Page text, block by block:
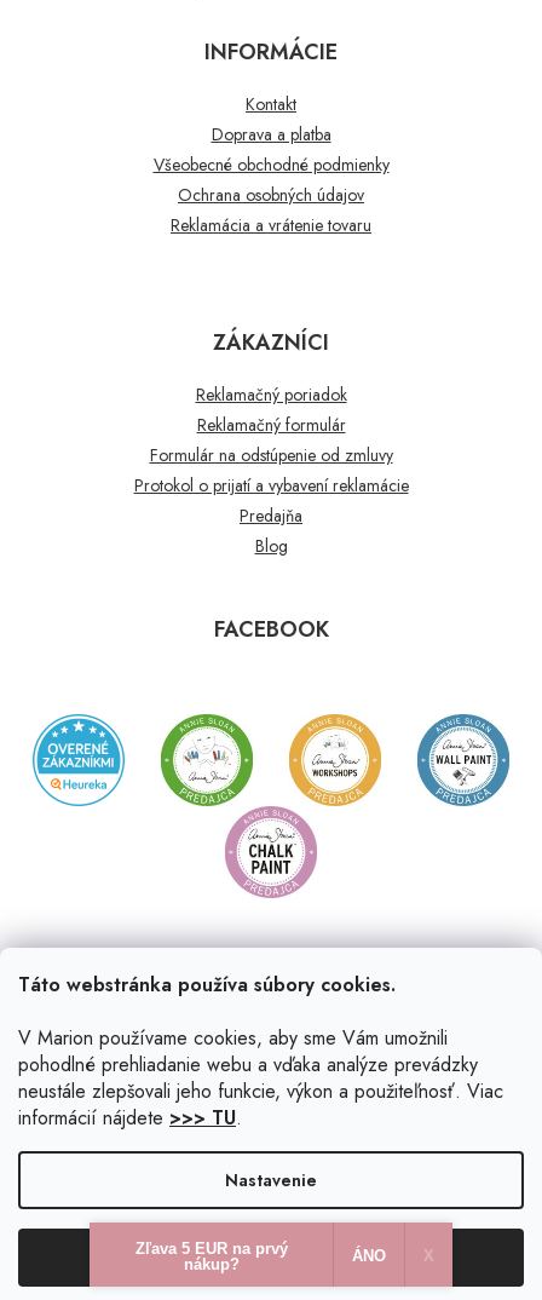
Táto webstránka používa súbory cookies.
V Marion používame cookies, aby sme Vám umožnili
pohodlné prehliadanie webu a vďaka analýze prevádzky
neustále zlepšovali jeho funkcie, výkon a použiteľnosť. Viac
informácií nájdete >>> TU.
Nastavenie
Odmietnuť Súhlasím
INFORMÁCIE
Kontakt
Doprava a platba
Všeobecné obchodné podmienky
Ochrana osobných údajov
Reklamácia a vrátenie tovaru
ZÁKAZNÍCI
Reklamačný poriadok
Reklamačný formulár
Formulár na odstúpenie od zmluvy
Protokol o prijatí a vybavení reklamácie
Predajňa
Blog
FACEBOOK
Copyright 2026 . Všetky práva vyhradené.
Upraviť
nastavenie cookies
Zľava 5 EUR na prvý
nákup?
ÁNO X​